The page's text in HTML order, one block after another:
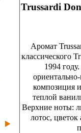
Trussardi
Аромат
классического
1994
композиция
теплой
Верхние ноты:
лотос,